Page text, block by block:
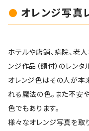
オレンジ写真
ホテルや店舗、病院、老
ンジ作品（額付）のレン
オレンジ色はその人が本
れる魔法の色。また不安
色でもあります。
様々なオレンジ写真を取